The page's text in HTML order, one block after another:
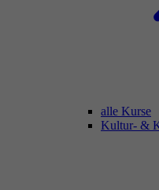
alle Kurse
Kultur- &